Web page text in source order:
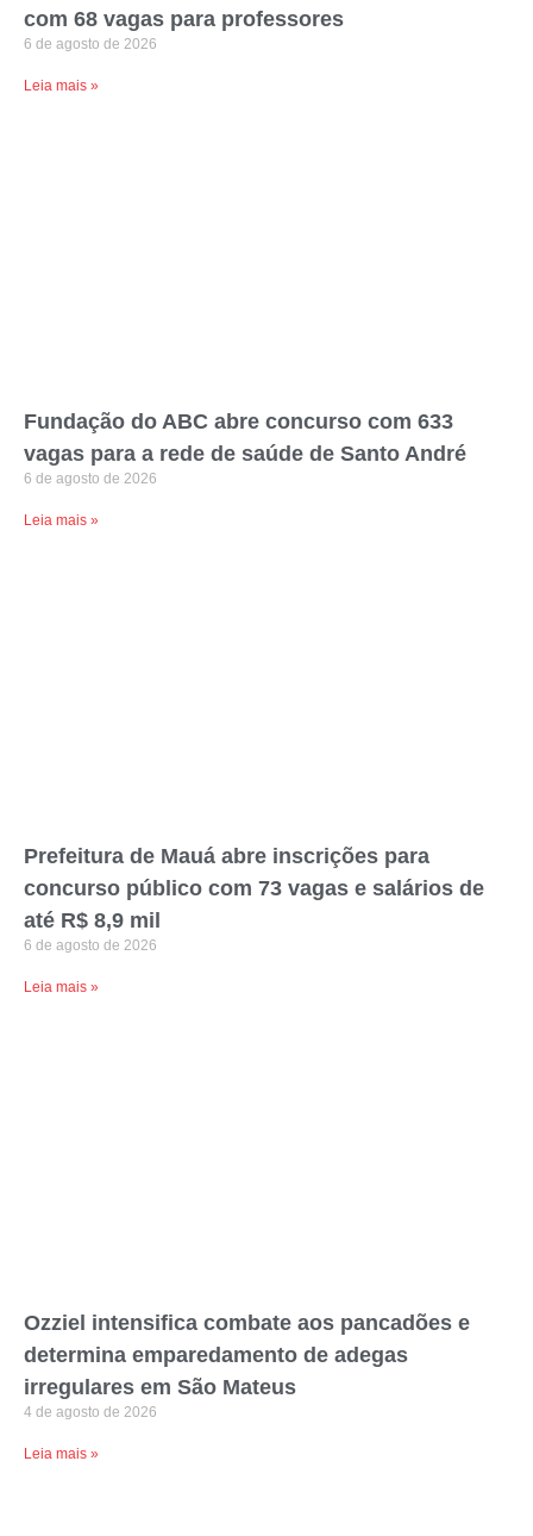
com 68 vagas para professores
6 de agosto de 2026
Leia mais »
Fundação do ABC abre concurso com 633
vagas para a rede de saúde de Santo André
6 de agosto de 2026
Leia mais »
Prefeitura de Mauá abre inscrições para
concurso público com 73 vagas e salários de
até R$ 8,9 mil
6 de agosto de 2026
Leia mais »
Ozziel intensifica combate aos pancadões e
determina emparedamento de adegas
irregulares em São Mateus
4 de agosto de 2026
Leia mais »